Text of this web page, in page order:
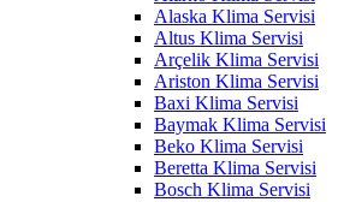
Alaska Klima Servisi
Altus Klima Servisi
Arçelik Klima Servisi
Ariston Klima Servisi
Baxi Klima Servisi
Baymak Klima Servisi
Beko Klima Servisi
Beretta Klima Servisi
Bosch Klima Servisi